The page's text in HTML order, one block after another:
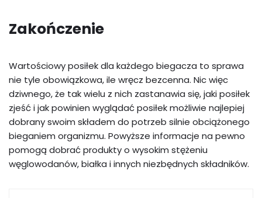
Zakończenie
Wartościowy posiłek dla każdego biegacza to sprawa
nie tyle obowiązkowa, ile wręcz bezcenna. Nic więc
dziwnego, że tak wielu z nich zastanawia się, jaki posiłek
zjeść i jak powinien wyglądać posiłek możliwie najlepiej
dobrany swoim składem do potrzeb silnie obciążonego
bieganiem organizmu. Powyższe informacje na pewno
pomogą dobrać produkty o wysokim stężeniu
węglowodanów, białka i innych niezbędnych składników.